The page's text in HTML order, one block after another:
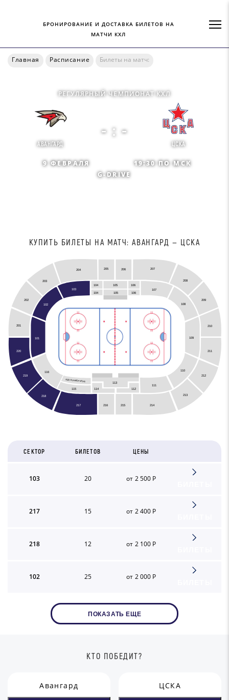
БРОНИРОВАНИЕ И ДОСТАВКА БИЛЕТОВ НА
МАТЧИ КХЛ
Главная Расписание Билеты на матч:
РЕГУЛЯРНЫЙ ЧЕМПИОНАТ КХЛ
АВАНГАРД
- : -
ЦСКА
9 ФЕВРАЛЯ
19:30 ПО МСК
G-DRIVE
КУПИТЬ БИЛЕТЫ НА МАТЧ: АВАНГАРД — ЦСКА
204 205 206 207
208
209
210
211
212
213
214
215
216
217
218
219
220
201
202
203
103 107
102
101 109
110
116
111
112
114
115
АЙС БУНКЕР КЛУБ 113
104 105 106
104 105 106
108
СЕКТОР БИЛЕТОВ ЦЕНЫ
103 20 от 2 500 Р
217 15 от 2 400 Р
218 12 от 2 100 Р
102 25 от 2 000 Р
ПОКАЗАТЬ ЕЩЕ
КТО ПОБЕДИТ?
Авангард ЦСКА